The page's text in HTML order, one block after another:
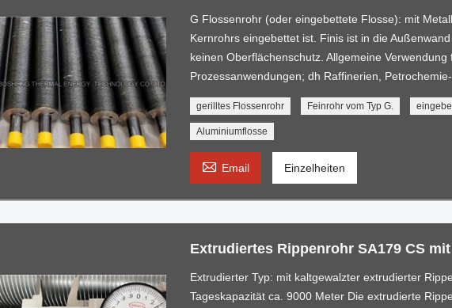
G Flossenrohr (oder eingebettete Flosse): mit
Kernrohrs eingebettet ist. Finis ist in die
keinen Oberflächenschutz. Allgemeine Verwendung
Prozessanwendungen; dh Raffinerien,
gerilltes Flossenrohr Feinrohr vom Typ G.
Aluminiumflosse
 Email Einzelheiten
Extrudiertes Rippenrohr SA179 CS
Extrudierter Typ: mit kaltgewalzter extrudierter
Tageskapazität ca. 9000 Meter Die extrudierte